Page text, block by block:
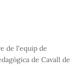
de l'equip de
de Cavall de